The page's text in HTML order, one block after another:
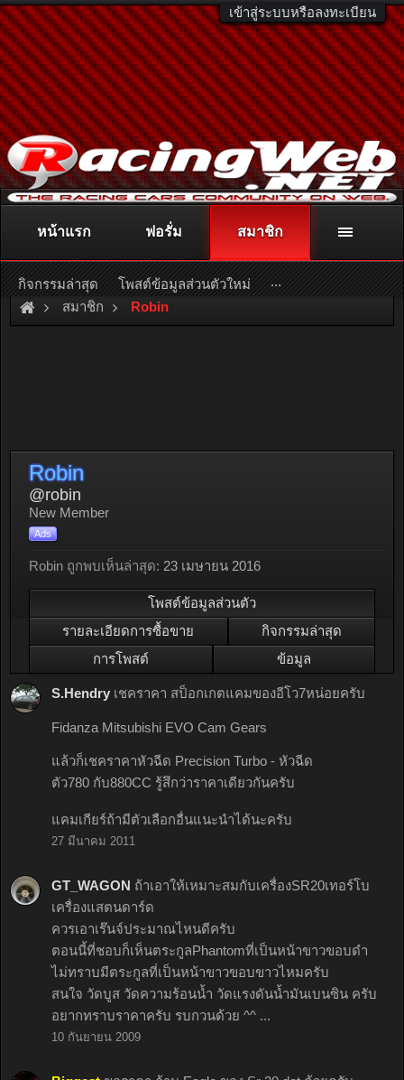
เข้าสู่ระบบหรือลงทะเบียน
ติดต่อลงโฆษณา racingweb@gmail.comหรือโทร. 081-811-1138
หรืออ่านรายละเอียดเพิ่มเติม คลิกที่นี่
สมาชิก Robin
Robin
@robin
New Member
Ads
Robin ถูกพบเห็นล่าสุด: 23 เมษายน 2016
โพสต์ข้อมูลส่วนตัว
รายละเอียดการซื้อขาย
กิจกรรมล่าสุด
การโพสต์
ข้อมูล
S.Hendry เชคราคา สป็อกเกตแคมของอีโว7หน่อยครับ
Fidanza Mitsubishi EVO Cam Gears
แล้วก็เชคราคาหัวฉีด Precision Turbo - หัวฉีด
ตัว780 กับ880CC รู้สึกว่าราคาเดียวกันครับ
แคมเกียร์ถ้ามีตัวเลือกอื่นแนะนำได้นะครับ
27 มีนาคม 2011
GT_WAGON ถ้าเอาให้เหมาะสมกับเครื่องSR20เทอร์โบ
เครื่องแสตนดาร์ด
ควรเอาเร๊นจ์ประมาณไหนดีครับ
ตอนนี้ที่ชอบก็เห็นตระกูลPhantomที่เป็นหน้าขาวขอบดำ
ไม่ทราบมีตระกูลที่เป็นหน้าขาวขอบขาวไหมครับ
สนใจ วัดบูส วัดความร้อนน้ำ วัดแรงดันน้ำมันเบนซิน ครับ
อยากทราบราคาครับ รบกวนด้วย ^^ ...
10 กันยายน 2009
หน้าแรก ฟอรั่ม สมาชิก
กิจกรรมล่าสุด โพสต์ข้อมูลส่วนตัวใหม่ ...